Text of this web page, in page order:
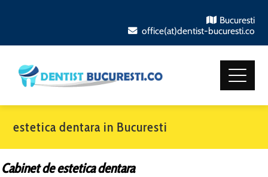
Bucuresti
office(at)dentist-bucuresti.co
estetica dentara in Bucuresti
Cabinet de estetica dentara